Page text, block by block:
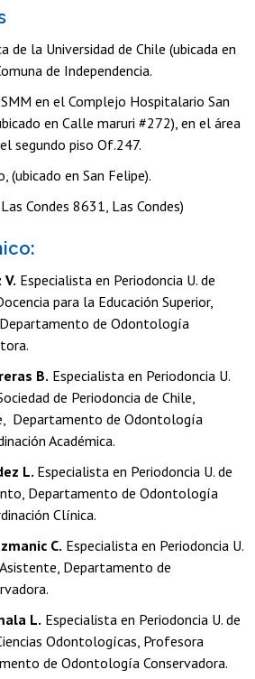
de la Universidad de Chile (ubicada en
de Independencia.
en el Complejo Hospitalario San
en Calle maruri #272), en el área
segundo piso Of.247.
(ubicado en San Felipe).
Condes 8631, Las Condes)
Especialista en Periodoncia U. de
para la Educación Superior,
de Odontología
B. Especialista en Periodoncia U.
de Periodoncia de Chile,
Departamento de Odontología
Académica.
L. Especialista en Periodoncia U. de
Departamento de Odontología
Clínica.
C. Especialista en Periodoncia U.
Departamento de
L. Especialista en Periodoncia U. de
Odontologícas, Profesora
de Odontología Conservadora.